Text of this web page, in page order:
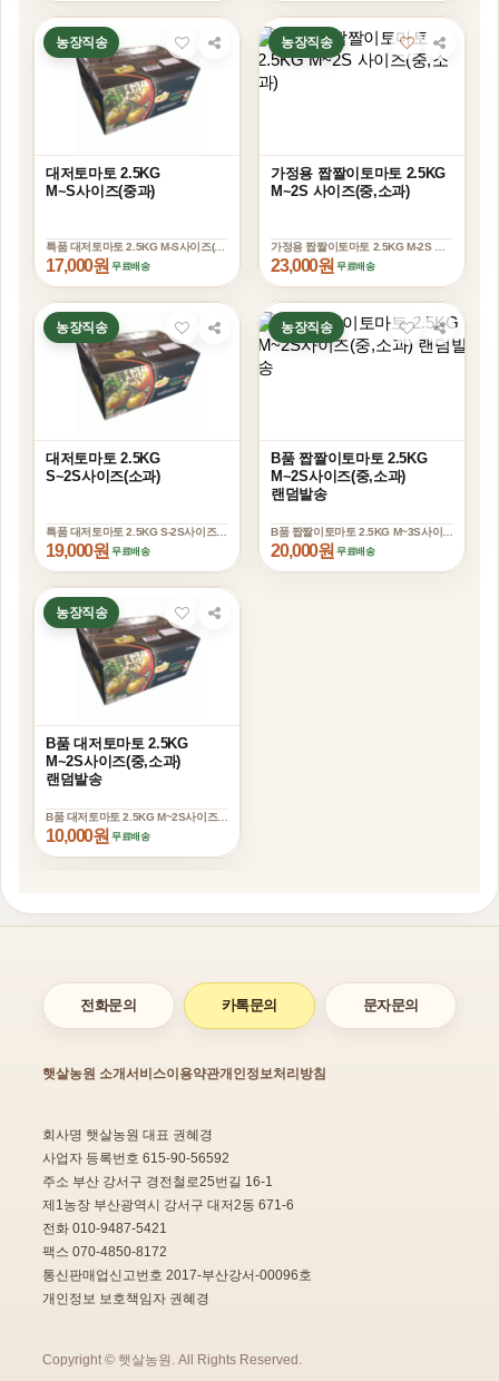
농장직송
SOLD OUT
대저토마토 2.5KG
M~S사이즈(중과)
특품 대저토마토 2.5KG M-S사이즈(중과)
17,000원
농장직송
SOLD OUT
대저토마토 2.5KG
S~2S사이즈(소과)
특품 대저토마토 2.5KG S-2S사이즈(소과)
19,000원
농장직송
SOLD OUT
B품 대저토마토 2.5KG
M~2S사이즈(중,소과)
랜덤발송
B품 대저토마토 2.5KG M~2S사이즈(중,소과) 랜덤발송
10,000원
농장직송
SOLD OUT
가정용 짭짤이토마토 2.5KG
M~2S 사이즈(중,소과)
가정용 짭짤이토마토 2.5KG M-2S 사이즈(중,소
23,000원
농장직송
SOLD OUT
B품 짭짤이토마토 2.5KG
M~2S사이즈(중,소과)
랜덤발송
B품 짭짤이토마토 2.5KG M~3S사이즈(
20,000원
전화문의 카톡문의 문자문의
햇살농원 소개서비스이용약관개인정보처리방침
회사명 햇살농원 대표 권혜경
사업자 등록번호 615-90-56592
주소 부산 강서구 경전철로25번길 16-1
제1농장 부산광역시 강서구 대저2동 671-6
전화 010-9487-5421
팩스 070-4850-8172
통신판매업신고번호 2017-부산강서-00096호
개인정보 보호책임자 권혜경
Copyright © 햇살농원. All Rights Reserved.